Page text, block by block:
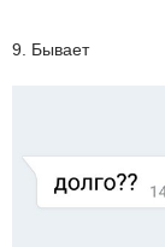
9. Бывает